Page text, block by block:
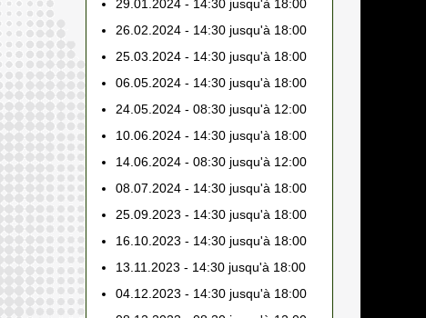
29.01.2024 - 14:30 jusqu'à 18:00
26.02.2024 - 14:30 jusqu'à 18:00
25.03.2024 - 14:30 jusqu'à 18:00
06.05.2024 - 14:30 jusqu'à 18:00
24.05.2024 - 08:30 jusqu'à 12:00
10.06.2024 - 14:30 jusqu'à 18:00
14.06.2024 - 08:30 jusqu'à 12:00
08.07.2024 - 14:30 jusqu'à 18:00
25.09.2023 - 14:30 jusqu'à 18:00
16.10.2023 - 14:30 jusqu'à 18:00
13.11.2023 - 14:30 jusqu'à 18:00
04.12.2023 - 14:30 jusqu'à 18:00